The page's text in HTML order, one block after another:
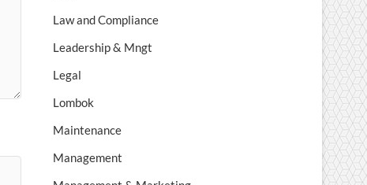
Law and Compliance
Leadership & Mngt
Legal
Lombok
Maintenance
Management